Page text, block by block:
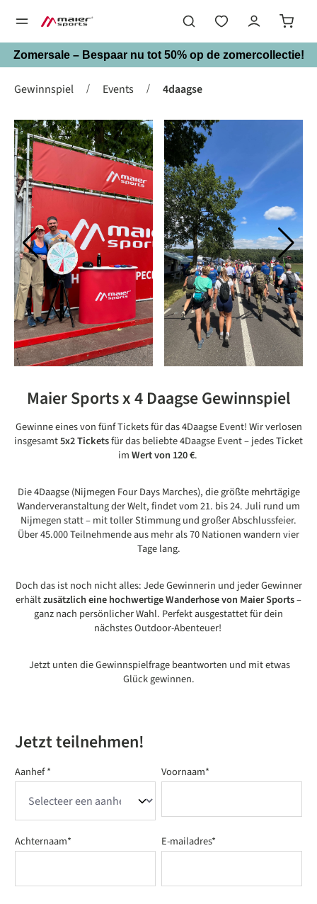
Zomersale – Bespaar nu tot 50% op de zomercollectie!
Gewinnspiel / Events / 4daagse
Maier Sports x 4 Daagse Gewinnspiel
Gewinne eines von fünf Tickets für das 4Daagse Event! Wir verlosen
insgesamt5x2 Ticketsfür das beliebte 4Daagse Event – jedes Ticket
imWert von 120 €.
Die 4Daagse (Nijmegen Four Days Marches), die größte mehrtägige
Wanderveranstaltung der Welt, findet vom 21. bis 24. Juli rund um
Nijmegen statt – mit toller Stimmung und großer Abschlussfeier.
Über 45.000 Teilnehmende aus mehr als 70 Nationen wandern vier
Tage lang.
Doch das ist noch nicht alles: Jede Gewinnerin und jeder Gewinner
erhältzusätzlich eine hochwertige Wanderhose von Maier Sports–
ganz nach persönlicher Wahl. Perfekt ausgestattet für dein
nächstes Outdoor-Abenteuer!
Jetzt unten die Gewinnspielfrage beantworten und mit etwas
Glück gewinnen.
Jetzt teilnehmen!
Aanhef * Voornaam*
Achternaam* E-mailadres*